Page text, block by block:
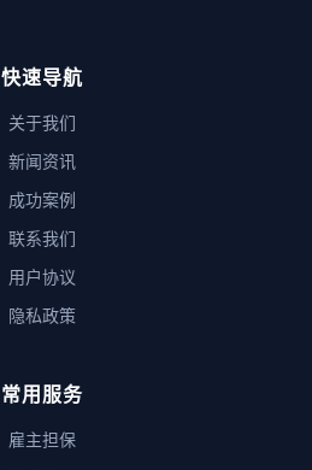
快速导航
关于我们
新闻资讯
成功案例
联系我们
用户协议
隐私政策
常用服务
雇主担保